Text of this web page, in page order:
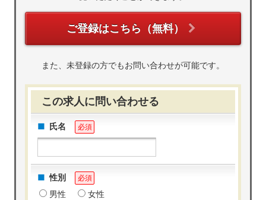
ご登録はこちら（無料）
また、未登録の方でもお問い合わせが可能です。
この求人に問い合わせる
氏名 必須
性別 必須
男性 女性